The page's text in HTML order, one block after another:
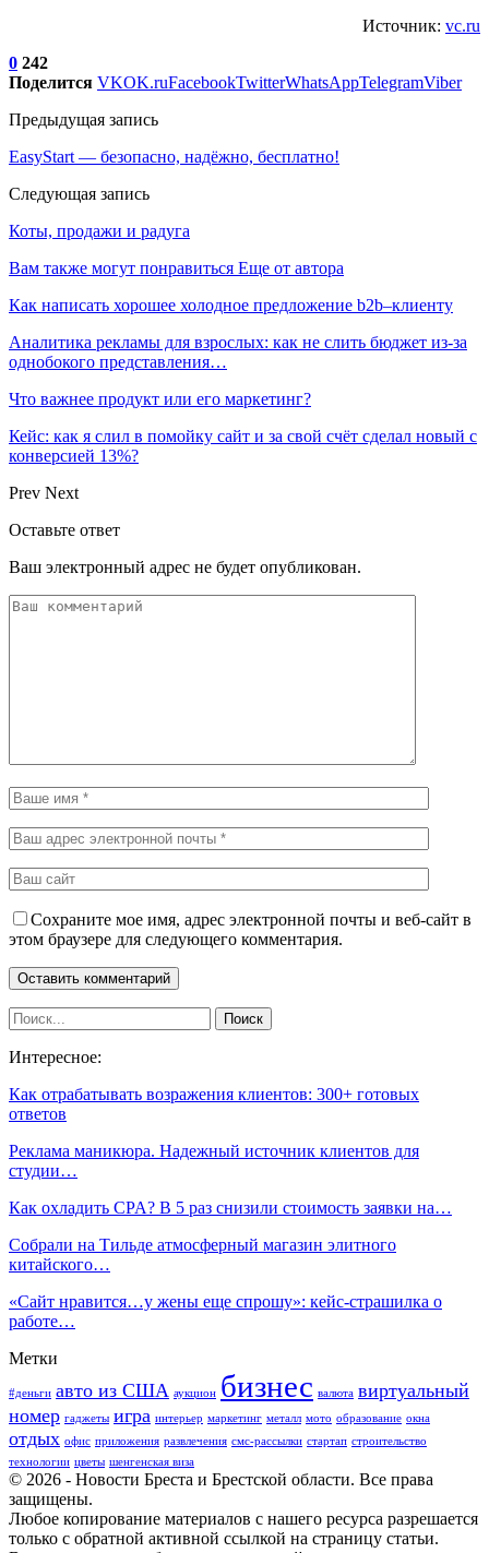
Источник: vc.ru
0 242
Поделится VKOK.ruFacebookTwitterWhatsAppTelegramViber
Предыдущая запись
EasyStart — безопасно, надёжно, бесплатно!
Следующая запись
Коты, продажи и радуга
Вам также могут понравиться Еще от автора
Как написать хорошее холодное предложение b2b–клиенту
Аналитика рекламы для взрослых: как не слить бюджет из-за
однобокого представления…
Что важнее продукт или его маркетинг?
Кейс: как я слил в помойку сайт и за свой счёт сделал новый с
конверсией 13%?
Prev Next
Оставьте ответ
Ваш электронный адрес не будет опубликован.
Сохраните мое имя, адрес электронной почты и веб-сайт в
этом браузере для следующего комментария.
Интересное:
Как отрабатывать возражения клиентов: 300+ готовых
ответов
Реклама маникюра. Надежный источник клиентов для
студии…
Как охладить CPA? В 5 раз снизили стоимость заявки на…
Собрали на Тильде атмосферный магазин элитного
китайского…
«Сайт нравится…у жены еще спрошу»: кейс-страшилка о
работе…
Метки
#деньги авто из США аукцион бизнес валюта виртуальный
номер гаджеты игра интерьер маркетинг металл мото образование окна
отдых офис приложения развлечения смс-рассылки стартап строительство
технологии цветы шенгенская виза
© 2026 - Новости Бреста и Брестской области. Все права
защищены.
Любое копирование материалов с нашего ресурса разрешается
только с обратной активной ссылкой на страницу статьи.